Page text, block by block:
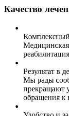
Качество
Результат в
Мы рады
прекращают
обращения к